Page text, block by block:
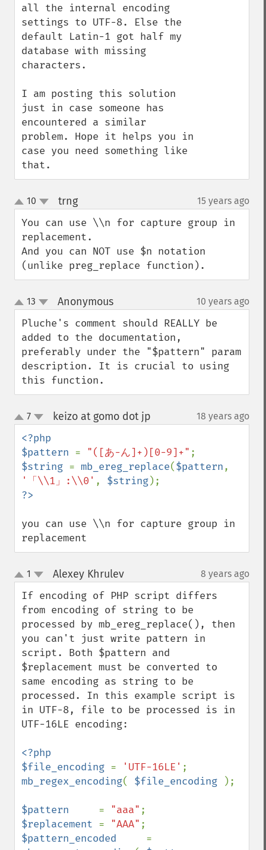
all the internal encoding
settings to UTF-8. Else the
default Latin-1 got half my
database with missing
characters.
I am posting this solution
just in case someone has
encountered a similar
problem. Hope it helps you in
case you need something like
that.
up
down
10 trng¶ 15 years ago
You can use \\n for capture group in
replacement.
And you can NOT use $n notation
(unlike preg_replace function).
up
down
13 Anonymous¶ 10 years ago
Pluche's comment should REALLY be
added to the documentation,
preferably under the "$pattern" param
description. It is crucial to using
this function.
up
down
7 keizo at gomo dot jp 18 years ago
<?php
$pattern = "([あ-ん]+)[0-9]+"
$string = mb_ereg_replace($pattern
'「\\1」:\\0' , $string
you can use \\n for capture group in
replacement
up
down
1 Alexey Khrulev¶ 8 years ago
If encoding of PHP script differs
from encoding of string to be
processed by mb_ereg_replace(), then
you can't just write pattern in
script. Both $pattern and
$replacement must be converted to
same encoding as string to be
processed. In this example script is
in UTF-8, file to be processed is in
UTF-16LE encoding:
<?php
$file_encoding = 'UTF-16LE'
mb_regex_encoding( $file_encoding );
$pattern = "aaa"
$replacement = "AAA"
$pattern_encoded